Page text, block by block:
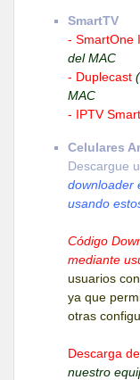
SmartTV
- SmartOne
del MAC
- Duplecast
MAC
- IPTV
Celulares
Descargue
downloader
usando
Código
mediante
usuarios
ya que
otras
Descarga
nuestro